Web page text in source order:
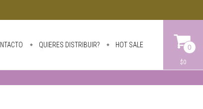
QUIERES DISTRIBUIR? HOT SALE 0
$0